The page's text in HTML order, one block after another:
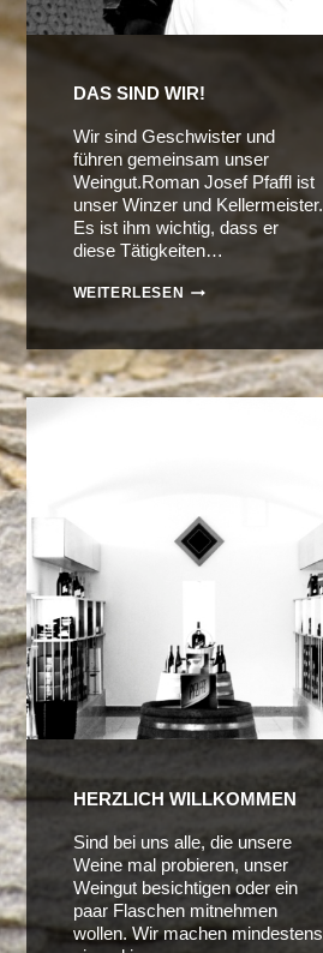
DAS SIND WIR!
Wir sind Geschwister und
führen gemeinsam unser
Weingut.Roman Josef Pfaffl ist
unser Winzer und Kellermeister.
Es ist ihm wichtig, dass er
diese Tätigkeiten…
WEITERLESEN DAS
WIR!
HERZLICH WILLKOMMEN
Sind bei uns alle, die unsere
Weine mal probieren, unser
Weingut besichtigen oder ein
paar Flaschen mitnehmen
wollen. Wir machen mindestens